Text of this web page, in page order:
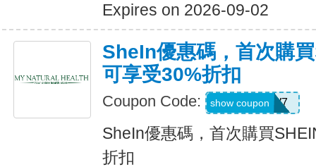
Expires on 2026-09-02
SheIn優惠碼，首次購
可享受30%折扣
Coupon Code: U3226W7
show coupon
SheIn優惠碼，首次購買
折扣